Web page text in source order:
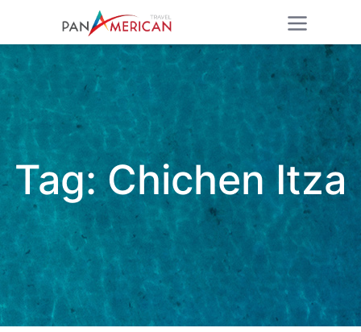
Tag:Chichen Itza